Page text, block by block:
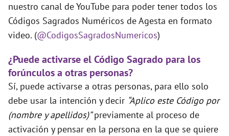
nuestro canal de YouTube para poder tener todos los
Códigos Sagrados Numéricos de Agesta en formato
video. (@CodigosSagradosNumericos)
¿Puede activarse el Código Sagrado para los
forúnculos a otras personas?
Sí, puede activarse a otras personas, para ello solo
debe usar la intención y decir “Aplico este Código por
(nombre y apellidos)”previamente al proceso de
activación y pensar en la persona en la que se quiere